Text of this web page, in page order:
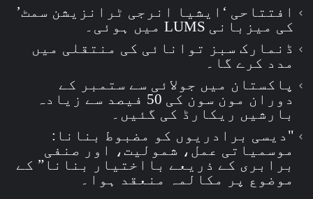
افتتاحی ‘ایشیا انرجی ٹرانزیشن سمٹ’
کی میزبانی LUMS میں ہوئی۔
ڈنمارک سبز توانائی کی منتقلی میں
مدد کرے گا۔
پاکستان میں جولائی سے ستمبر کے
دوران مون سون کی 50 فیصد سے زیادہ
بارشیں ریکارڈ کی گئیں۔
"دیسی برادریوں کو مضبوط بنانا:
موسمیاتی عمل، شمولیت، اور صنفی
برابری کے ذریعے بااختیار بنانا” کے
موضوع پر مکالمہ منعقد ہوا۔